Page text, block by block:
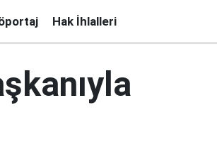
Hak İhlalleri